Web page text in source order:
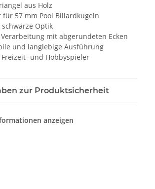
aus Holz
für 57 mm Pool Billardkugeln
schwarze Optik
mit abgerundeten Ecken
und langlebige Ausführung
und Hobbyspieler
zur Produktsicherheit
anzeigen